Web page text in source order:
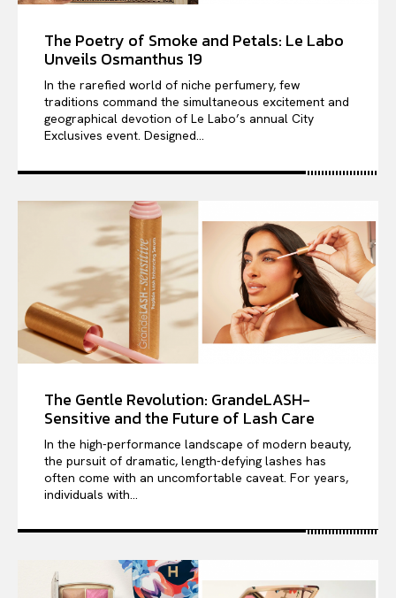
The Poetry of Smoke and Petals: Le Labo
Unveils Osmanthus 19
In the rarefied world of niche perfumery, few
traditions command the simultaneous excitement and
geographical devotion of Le Labo’s annual City
Exclusives event. Designed...
The Gentle Revolution: GrandeLASH-
Sensitive and the Future of Lash Care
In the high-performance landscape of modern beauty,
the pursuit of dramatic, length-defying lashes has
often come with an uncomfortable caveat. For years,
individuals with...